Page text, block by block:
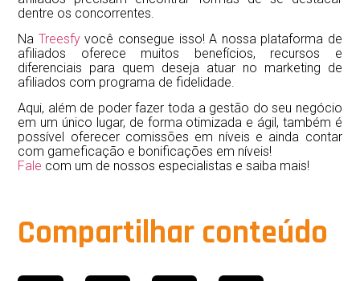
dentre os concorrentes.
Na Treesfyvocê consegue isso! A nossa plataforma de
afiliados oferece muitos benefícios, recursos e
diferenciais para quem deseja atuar no marketing de
afiliados com programa de fidelidade.
Aqui, além de poder fazer toda a gestão do seu negócio
em um único lugar, de forma otimizada e ágil, também é
possível oferecer comissões em níveis e ainda contar
com gameficação e bonificações em níveis!
Fale com um de nossos especialistas e saiba mais!
Compartilhar conteúdo